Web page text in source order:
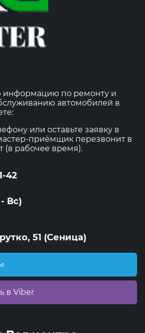
информацию по ремонту и
автомобилей в
или оставьте заявку в
приёмщик перезвонит в
(в рабочее время).
42
Вс)
51 (Сеница)
в Viber